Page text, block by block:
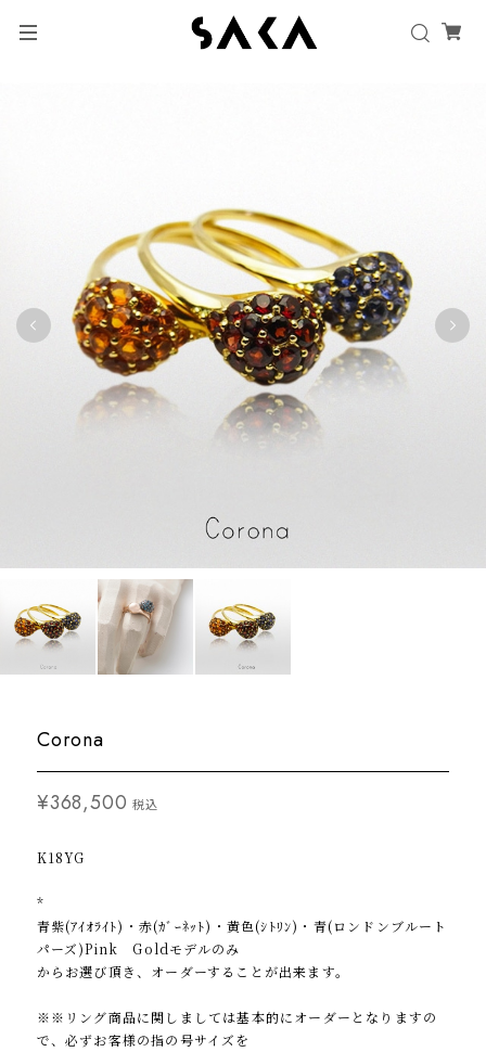
Corona
¥368,500 税込
K18YG
*
青紫(ｱｲｵﾗｲﾄ)・赤(ｶﾞｰﾈｯﾄ)・黄色(ｼﾄﾘﾝ)・青(ロンドンブルート
パーズ)Pink Goldモデルのみ
からお選び頂き、オーダーすることが出来ます。
※※リング商品に関しましては基本的にオーダーとなりますの
で、必ずお客様の指の号サイズを